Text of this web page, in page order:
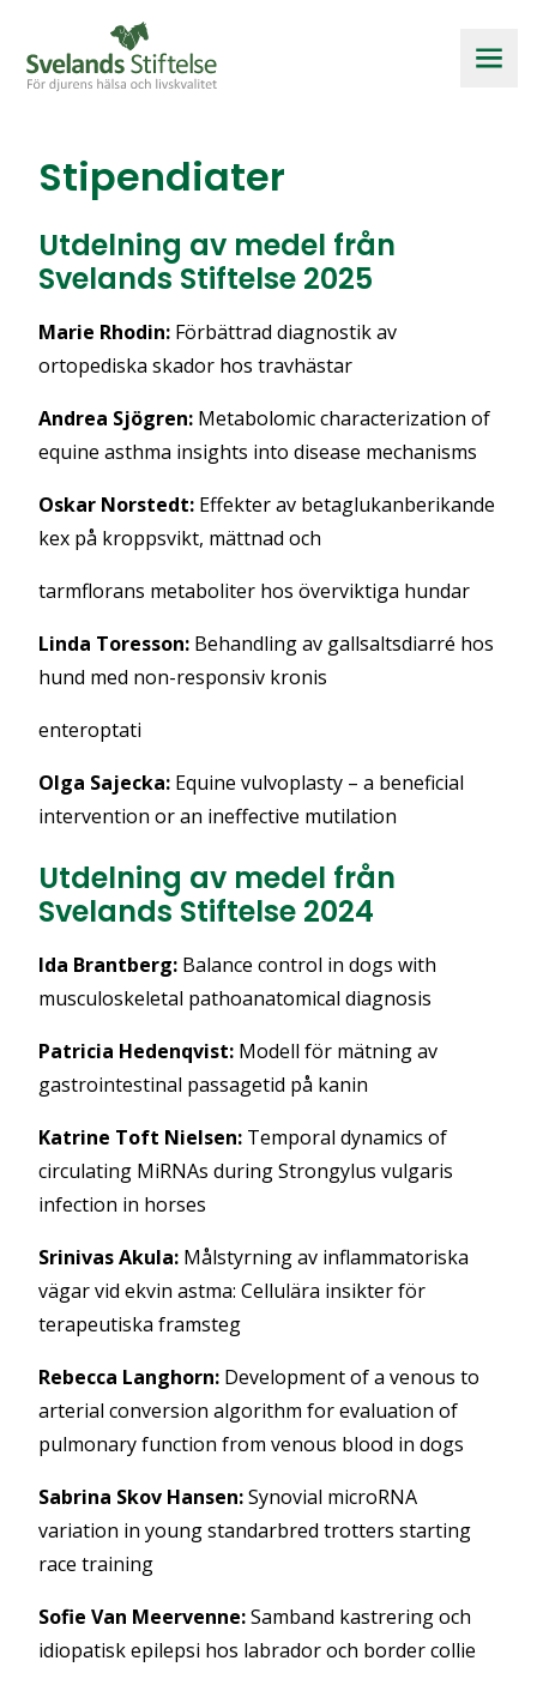
Stipendiater
Utdelning av medel från
Svelands Stiftelse 2025
Marie Rhodin: Förbättrad diagnostik av
ortopediska skador hos travhästar
Andrea Sjögren: Metabolomic characterization of
equine asthma insights into disease mechanisms
Oskar Norstedt: Effekter av betaglukanberikande
kex på kroppsvikt, mättnad och
tarmflorans metaboliter hos överviktiga hundar
Linda Toresson: Behandling av gallsaltsdiarré hos
hund med non-responsiv kronis
enteroptati
Olga Sajecka: Equine vulvoplasty – a beneficial
intervention or an ineffective mutilation
Utdelning av medel från
Svelands Stiftelse 2024
Ida Brantberg: Balance control in dogs with
musculoskeletal pathoanatomical diagnosis
Patricia Hedenqvist: Modell för mätning av
gastrointestinal passagetid på kanin
Katrine Toft Nielsen: Temporal dynamics of
circulating MiRNAs during Strongylus vulgaris
infection in horses
Srinivas Akula: Målstyrning av inflammatoriska
vägar vid ekvin astma: Cellulära insikter för
terapeutiska framsteg
Rebecca Langhorn: Development of a venous to
arterial conversion algorithm for evaluation of
pulmonary function from venous blood in dogs
Sabrina Skov Hansen:Synovial microRNA
variation in young standarbred trotters starting
race training
Sofie Van Meervenne:Samband kastrering och
idiopatisk epilepsi hos labrador och border collie